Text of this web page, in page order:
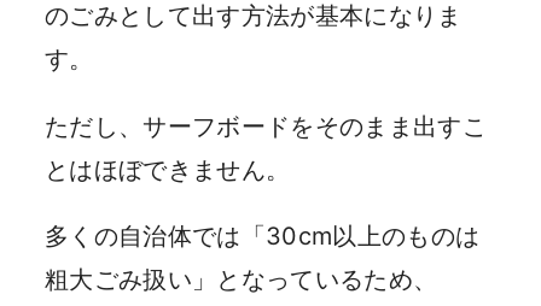
のごみとして出す方法が基本になりま
す。
ただし、サーフボードをそのまま出すこ
とはほぼできません。
多くの自治体では「30cm以上のものは
粗大ごみ扱い」となっているため、